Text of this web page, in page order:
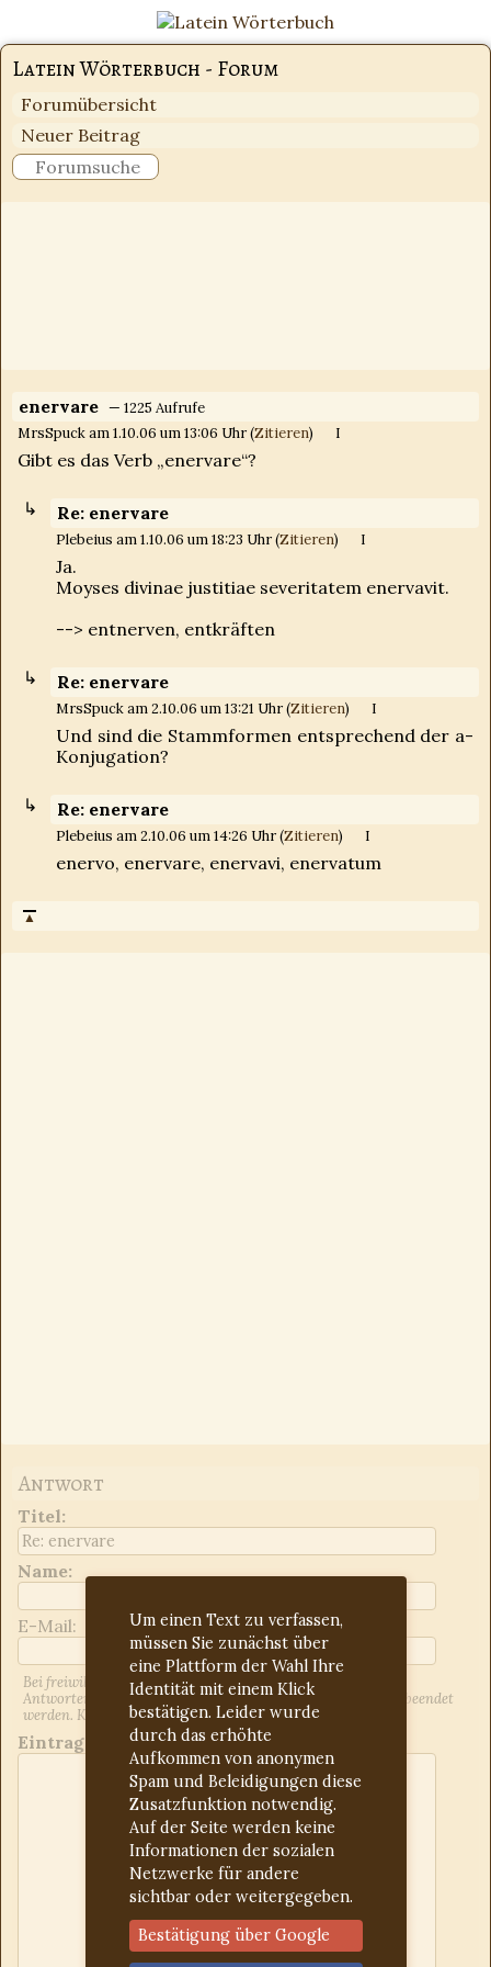
Latein Wörterbuch - Forum
Forumübersicht
Neuer Beitrag
enervare — 1225 Aufrufe
MrsSpuck am 1.10.06 um 13:06 Uhr (Zitieren) I
Gibt es das Verb „enervare“?
Re: enervare
Plebeius am 1.10.06 um 18:23 Uhr (Zitieren) I
Ja.
Moyses divinae justitiae severitatem enervavit.
--> entnerven, entkräften
Re: enervare
MrsSpuck am 2.10.06 um 13:21 Uhr (Zitieren) I
Und sind die Stammformen entsprechend der a-
Konjugation?
Re: enervare
Plebeius am 2.10.06 um 14:26 Uhr (Zitieren) I
enervo, enervare, enervavi, enervatum
▲
Um einen Text zu verfassen,
müssen Sie zunächst über
eine Plattform der Wahl Ihre
Identität mit einem Klick
bestätigen. Leider wurde
durch das erhöhte
Aufkommen von anonymen
Spam und Beleidigungen diese
Zusatzfunktion notwendig.
Auf der Seite werden keine
Informationen der sozialen
Netzwerke für andere
sichtbar oder weitergegeben.
Bestätigung über Google
Antwort
Titel:
Name:
E-Mail:
Bei freiwilliger Angabe der E-Mail-Adresse werden Sie über
Antworten auf Ihren Beitrag informiert. Dies kann jederzeit beendet
werden. Kontrollieren Sie ggf. den Spam-Ordner.
Eintrag: